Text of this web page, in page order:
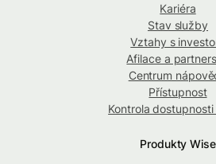
Kariéra
Stav služby
Vztahy s
Afilace a
Centrum
Přístupnost
Kontrola
Produkty Wise